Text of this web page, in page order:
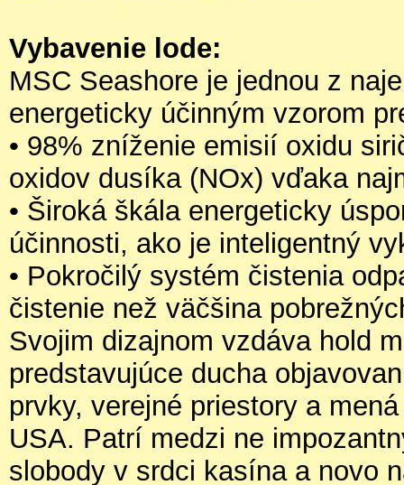
Vybavenie lode:
MSC Seashore je jednou z
energeticky účinným vzorom
• 98% zníženie emisií oxidu
oxidov dusíka (NOx) vďaka
• Široká škála energeticky
účinnosti, ako je inteligentný
• Pokročilý systém čistenia
čistenie než väčšina
Svojim dizajnom vzdáva hold
predstavujúce ducha
prvky, verejné priestory a
USA. Patrí medzi ne
slobody v srdci kasína a novo